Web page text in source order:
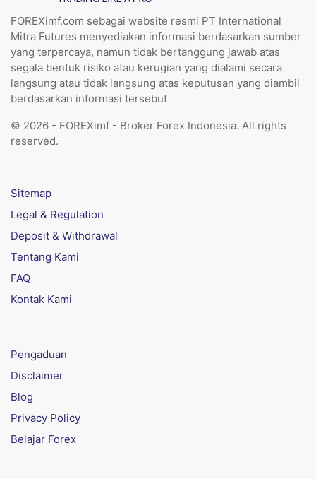
FOREXimf.com sebagai website resmi PT International
Mitra Futures menyediakan informasi berdasarkan sumber
yang terpercaya, namun tidak bertanggung jawab atas
segala bentuk risiko atau kerugian yang dialami secara
langsung atau tidak langsung atas keputusan yang diambil
berdasarkan informasi tersebut
© 2026 - FOREXimf - Broker Forex Indonesia. All rights
reserved.
Sitemap
Legal & Regulation
Deposit & Withdrawal
Tentang Kami
FAQ
Kontak Kami
Pengaduan
Disclaimer
Blog
Privacy Policy
Belajar Forex